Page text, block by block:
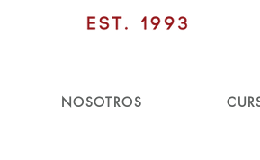
NOSOTROS